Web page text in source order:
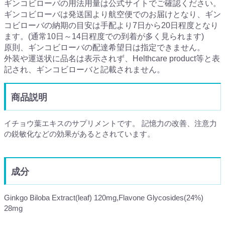
ギンコビローバの用法用量は公式サイトでご確認ください。
ギンコビローバは発送国より航空便でのお届けとなり、ギン
コビローバの納期の目安は手配より7日から20日程度となり
ます。(通常10日～14日程度での到着が多く見られます)
原則、ギンコビローバの配達希望日は指定できません。
外装や運送状に品名は表示されず、Helthcare product等と表
記され、ギンコビローバと記載されません。
商品説明
イチョウ葉エキスのサプリメントです。 記憶力の改善、注意力
の鋭敏化などの効果があるとされています。
成分
Ginkgo Biloba Extract(leaf) 120mg,Flavone Glycosides(24%)
28mg